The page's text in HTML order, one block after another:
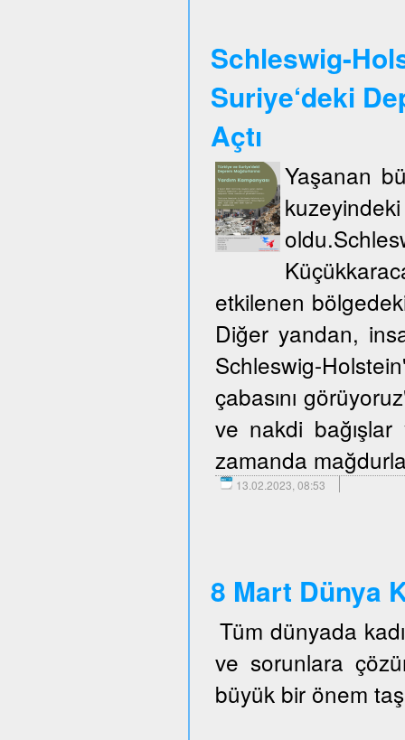
Schleswig-
Suriye‘deki
Açtı
Yaşanan
etkilenen
Diğer yandan,
Schleswig-
çabasını
ve nakdi bağışlar
zamanda
13.02.2023, 08:53
8 Mart Dünya
Tüm dünyada
ve sorunlara
büyük bir önem